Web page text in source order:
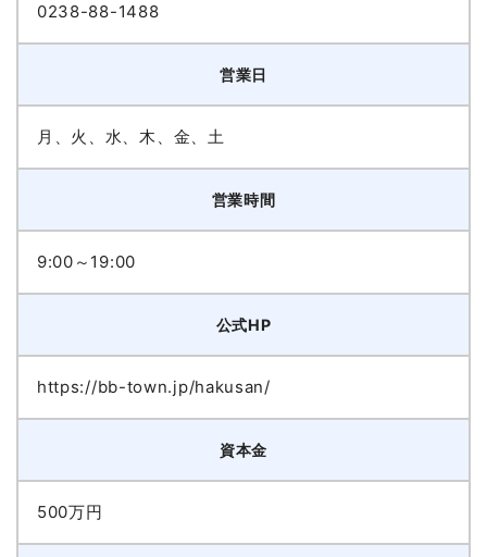
0238-88-1488
営業日
月、火、水、木、金、土
営業時間
9:00～19:00
公式HP
https://bb-town.jp/hakusan/
資本金
500万円